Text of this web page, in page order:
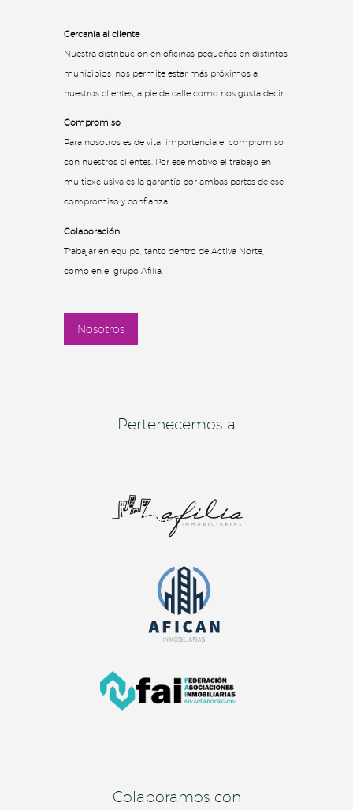
Cercanía al cliente
Nuestra distribución en oficinas pequeñas en distintos
municipios, nos permite estar más próximos a
nuestros clientes, a pie de calle como nos gusta decir.
Compromiso
Para nosotros es de vital importancia el compromiso
con nuestros clientes. Por ese motivo el trabajo en
multiexclusiva es la garantía por ambas partes de ese
compromiso y confianza.
Colaboración
Trabajar en equipo, tanto dentro de Activa Norte,
como en el grupo Afilia.
Nosotros
Pertenecemos a
Colaboramos con